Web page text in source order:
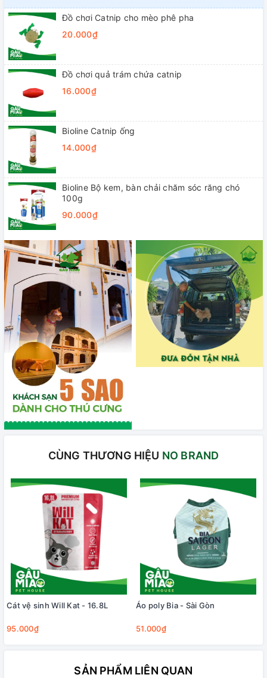
Đồ chơi Catnip cho mèo phê pha
20.000₫
Đồ chơi quả trám chứa catnip
16.000₫
Bioline Catnip ống
14.000₫
Bioline Bộ kem, bàn chải chăm sóc răng chó
100g
90.000₫
CÙNG THƯƠNG HIỆU NO BRAND
Cát vệ sinh Will Kat - 16.8L
95.000₫
Áo poly Bia - Sài Gòn
51.000₫
SẢN PHẨM LIÊN QUAN